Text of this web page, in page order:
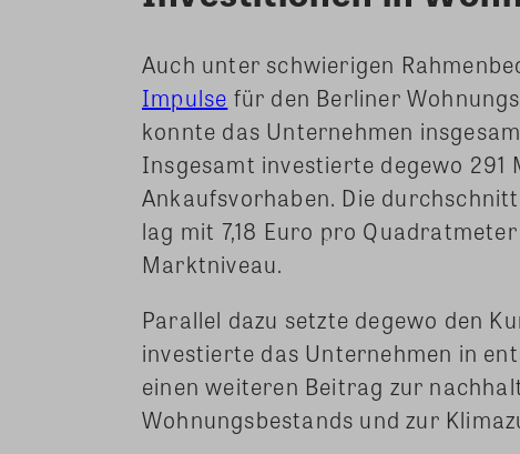
Auch unter schwierigen
Impulse für den Berliner
konnte das Unternehmen
Insgesamt investierte degewo 291
Ankaufsvorhaben. Die
lag mit 7,18 Euro pro
Marktniveau.
Parallel dazu setzte degewo den
investierte das Unternehmen in
einen weiteren Beitrag zur
Wohnungsbestands und zur